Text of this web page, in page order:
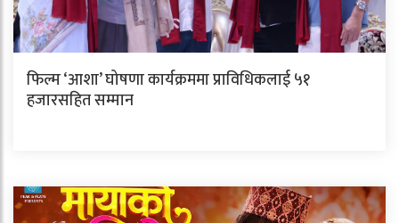
फिल्म ‘आशा’ घोषणा कार्यक्रममा प्राविधिकलाई ५१
हजारसहित सम्मान